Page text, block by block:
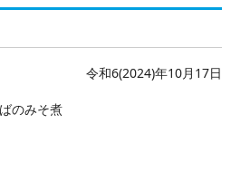
令和6(2024)年10月17日
のみそ煮